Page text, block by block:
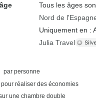
Tous les âges
Nord de
Uniquement en :
Julia Travel
par personne
pour réaliser des économies
une chambre double